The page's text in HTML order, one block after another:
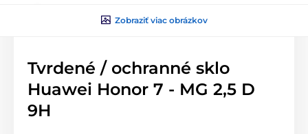
Zobraziť viac obrázkov
Tvrdené / ochranné sklo
Huawei Honor 7 - MG 2,5 D
9H